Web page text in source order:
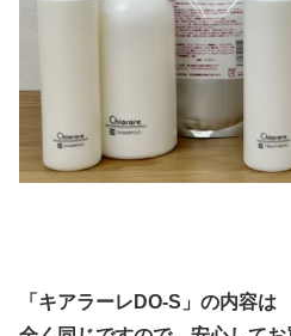
「キアラーレDO-S」の内容は